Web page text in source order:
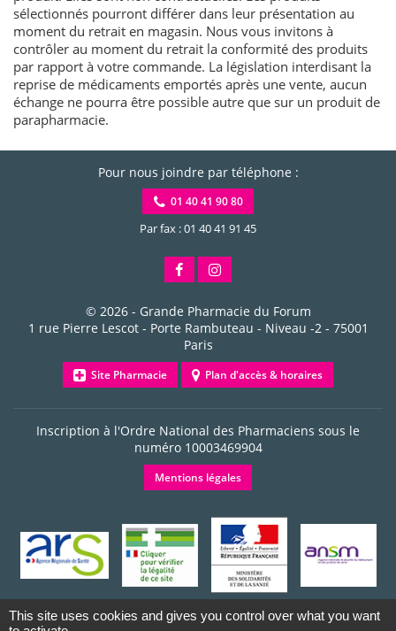
sélectionnés pourront différer dans leur présentation au
moment du retrait en magasin. Nous vous invitons à
contrôler au moment du retrait la conformité des produits
par rapport à votre commande. La législation interdisant la
reprise de médicaments emportés après une vente, aucun
échange ne pourra être possible autre que sur un produit de
parapharmacie.
Pour nous joindre par téléphone :
01 40 41 90 80
Par fax : 01 40 41 91 45
© 2026 - Grande Pharmacie du Forum
1 rue Pierre Lescot - Porte Rambuteau - Niveau -2- 75001
Paris
Site Pharmacie Plan d'accès & horaires
Inscription à l'Ordre National des Pharmaciens sous le
numéro 10003469904
Mentions légales
This site uses cookies and gives you control over what you want